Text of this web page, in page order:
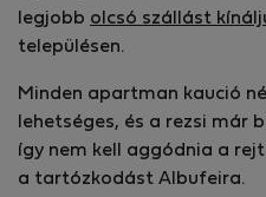
legjobb olcsó szállást
településen.
Minden apartman kaució
lehetséges, és a rezsi már
így nem kell aggódnia a
a tartózkodást Albufeira.